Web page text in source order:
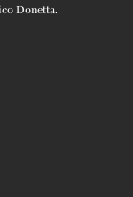
Donetta.